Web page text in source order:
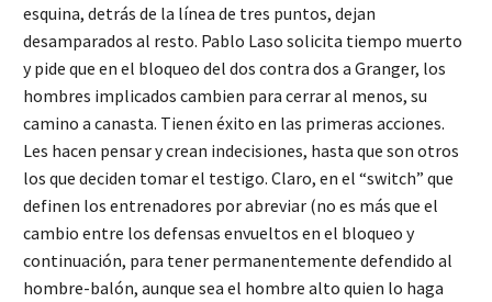
esquina, detrás de la línea de tres puntos, dejan
desamparados al resto. Pablo Laso solicita tiempo muerto
y pide que en el bloqueo del dos contra dos a Granger, los
hombres implicados cambien para cerrar al menos, su
camino a canasta. Tienen éxito en las primeras acciones.
Les hacen pensar y crean indecisiones, hasta que son otros
los que deciden tomar el testigo. Claro, en el “switch” que
definen los entrenadores por abreviar (no es más que el
cambio entre los defensas envueltos en el bloqueo y
continuación, para tener permanentemente defendido al
hombre-balón, aunque sea el hombre alto quien lo haga